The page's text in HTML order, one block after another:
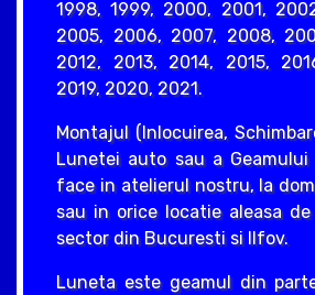
1998, 1999, 2000, 2001,
2005, 2006, 2007, 2008,
2012, 2013, 2014, 2015,
2019, 2020, 2021.
Montajul (Inlocuirea,
Lunetei auto sau a
face in atelierul nostru, la
sau in orice locatie aleasa
sector din Bucuresti si Ilfov.
Luneta este geamul din